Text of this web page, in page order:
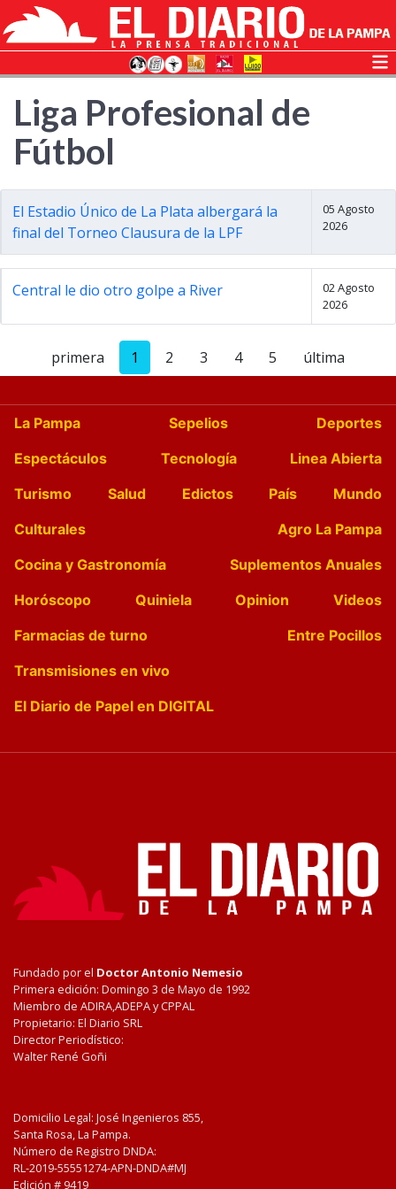
Liga Profesional de
Fútbol
El Estadio Único de La Plata albergará la
final del Torneo Clausura de la LPF
05 Agosto
2026
Central le dio otro golpe a River
02 Agosto
2026
primera 1 2 3 4 5 última
La Pampa Sepelios
Deportes
Espectáculos
Tecnología
Linea Abierta
Turismo
Salud Edictos País
Mundo
Culturales
Agro La Pampa
Cocina y Gastronomía
Suplementos Anuales
Horóscopo
Quiniela Opinion
Videos
Farmacias de turno
Entre Pocillos
Transmisiones en vivo
El Diario de Papel en DIGITAL
Fundado por el Doctor Antonio Nemesio
Primera edición: Domingo 3 de Mayo de 1992
Miembro de ADIRA,ADEPA y CPPAL
Propietario: El Diario SRL
Director Periodístico:
Walter René Goñi
Domicilio Legal: José Ingenieros 855,
Santa Rosa, La Pampa.
Número de Registro DNDA:
RL-2019-55551274-APN-DNDA#MJ
Edición # 9419